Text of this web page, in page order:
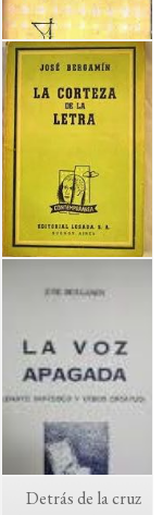
Detrás de la cruz